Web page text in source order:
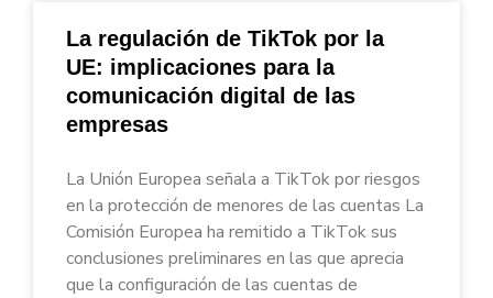
La regulación de TikTok por la
UE: implicaciones para la
comunicación digital de las
empresas
La Unión Europea señala a TikTok por riesgos
en la protección de menores de las cuentas La
Comisión Europea ha remitido a TikTok sus
conclusiones preliminares en las que aprecia
que la configuración de las cuentas de